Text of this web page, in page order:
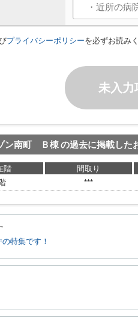
プライバシーポリシーを必ずお読み
未入力
ン南町 Ｂ棟の過去に掲載した
階 間取り
***
特集です！